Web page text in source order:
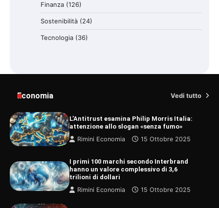
Finanza (126)
Sostenibilità (24)
Tecnologia (36)
Economia Vedi tutto
L’Antitrust esamina Philip Morris Italia:
attenzione allo slogan «senza fumo»
Rimini Economia
15 Ottobre 2025
I primi 100 marchi secondo Interbrand
hanno un valore complessivo di 3,6
trilioni di dollari
Rimini Economia
15 Ottobre 2025